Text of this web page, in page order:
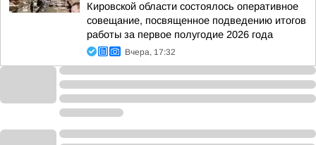
Кировской области состоялось оперативное
совещание, посвященное подведению итогов
работы за первое полугодие 2026 года
Вчера, 17:32